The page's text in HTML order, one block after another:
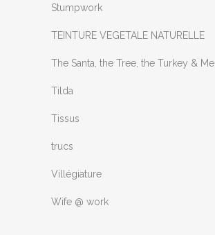
Stumpwork
TEINTURE VEGETALE NATURELLE
The Santa, the Tree, the Turkey & Me
Tilda
Tissus
trucs
Villégiature
Wife @ work